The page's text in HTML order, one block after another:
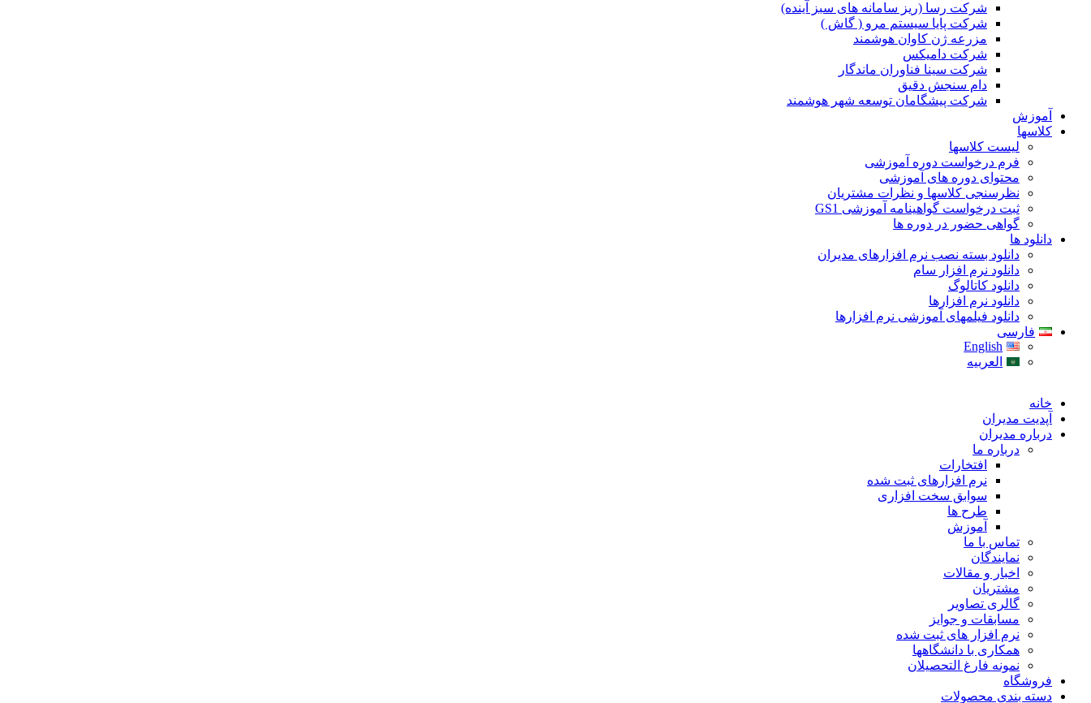
شرکت رسا (ریز سامانه های سبز آینده)
شرکت پایا سیستم مرو ( گاش )
مزرعه ژن کاوان هوشمند
شرکت دامیکس
شرکت سینا فناوران ماندگار
دام سنجش دقیق
شرکت پیشگامان توسعه شهر هوشمند
آموزش
کلاسها
لیست کلاسها
فرم درخواست دوره آموزشی
محتوای دوره های آموزشی
نظرسنجی کلاسها و نظرات مشتریان
ثبت درخواست گواهینامه آموزشی GS1
گواهی حضور در دوره ها
دانلود ها
دانلود بسته نصب نرم افزارهای مدیران
دانلود نرم افزار سام
دانلود کاتالوگ
دانلود نرم افزارها
دانلود فیلمهای آموزشی نرم افزارها
فارسی
English
العربیه
خانه
آپدیت مدیران
درباره مدیران
درباره ما
افتخارات
نرم افزارهای ثبت شده
سوابق سخت افزاری
طرح ها
آموزش
تماس با ما
نمایندگان
اخبار و مقالات
مشتریان
گالری تصاویر
مسابقات و جوایز
نرم افزار های ثبت شده
همکاری با دانشگاهها
نمونه فارغ التحصیلان
فروشگاه
دسته بندی محصولات